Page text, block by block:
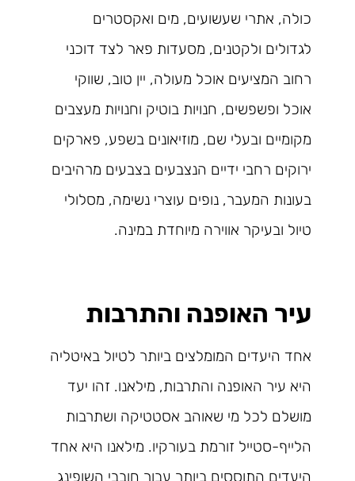
כולה, אתרי שעשועים, מים ואקסטרים
לגדולים ולקטנים, מסעדות פאר לצד דוכני
רחוב המציעים אוכל מעולה, יין טוב, שווקי
אוכל ופשפשים, חנויות בוטיק וחנויות מעצבים
מקומיים ובעלי שם, מוזיאונים בשפע, פארקים
ירוקים רחבי ידיים הנצבעים בצבעים מרהיבים
בעונות המעבר, נופים עוצרי נשימה, מסלולי
טיול ובעיקר אווירה מיוחדת במינה.
עיר האופנה והתרבות
אחד היעדים המומלצים ביותר לטיול באיטליה
היא עיר האופנה והתרבות, מילאנו. זהו יעד
מושלם לכל מי שאוהב אסטטיקה ושתרבות
הלייף-סטייל זורמת בעורקיו. מילאנו היא אחד
היעדים התוססים ביותר עבור חובבי השופינג